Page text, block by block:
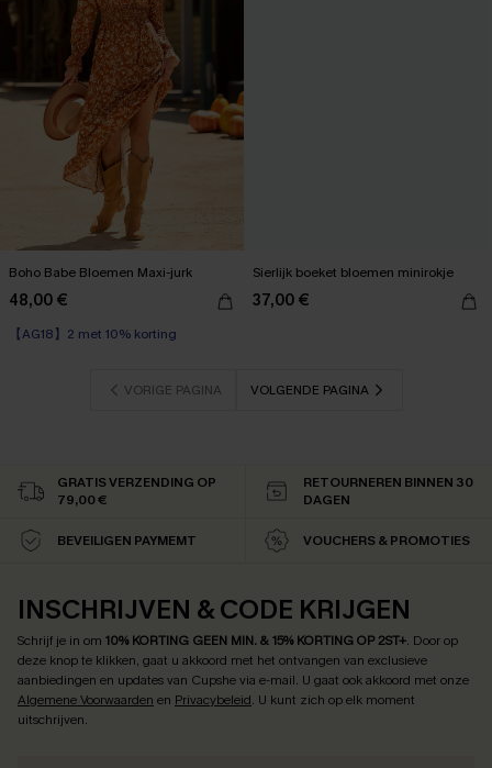
Boho Babe Bloemen Maxi-jurk
48,00 €
【AG18】2 met 10% korting
High Waist
Sierlijk boeket bloemen minirokje
37,00 €
VORIGE PAGINA VOLGENDE PAGINA
GRATIS VERZENDING OP
79,00 €
RETOURNEREN BINNEN 30
DAGEN
BEVEILIGEN PAYMEMT VOUCHERS & PROMOTIES
INSCHRIJVEN & CODE KRIJGEN
Schrijf je in om 10% KORTING GEEN MIN. & 15% KORTING OP 2ST+. Door op
deze knop te klikken, gaat u akkoord met het ontvangen van exclusieve
aanbiedingen en updates van Cupshe via e-mail. U gaat ook akkoord met onze
Algemene Voorwaarden en Privacybeleid. U kunt zich op elk moment
uitschrijven.